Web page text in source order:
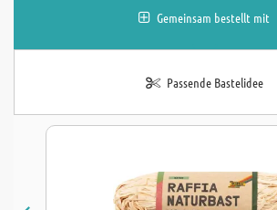
Gemeinsam bestellt mit
Passende Bastelidee